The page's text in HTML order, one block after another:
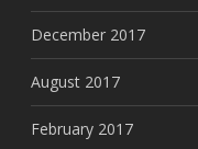
December 2017
August 2017
February 2017